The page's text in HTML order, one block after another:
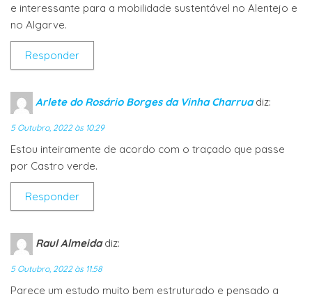
e interessante para a mobilidade sustentável no Alentejo e
no Algarve.
Responder
Arlete do Rosário Borges da Vinha Charrua diz:
5 Outubro, 2022 às 10:29
Estou inteiramente de acordo com o traçado que passe
por Castro verde.
Responder
Raul Almeida diz:
5 Outubro, 2022 às 11:58
Parece um estudo muito bem estruturado e pensado a